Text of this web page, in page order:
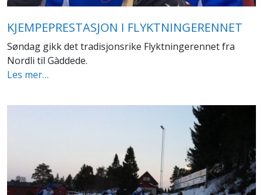
KJEMPEPRESTASJON I FLYKTNINGERENNET
Søndag gikk det tradisjonsrike Flyktningerennet fra
Nordli til Gàddede.
Les mer…